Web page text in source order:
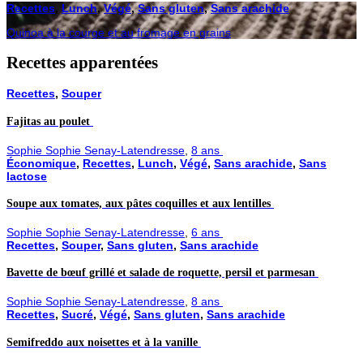
Recettes, Lunch,Végé,Sans gluten,Sans arachide
Quinoa à la courge et au fromage en grains
Recettes apparentées
Recettes, Souper
Fajitas au poulet
Sophie Sophie Senay-Latendresse 8 ans
Économique, Recettes, Lunch, Végé, Sans arachide, Sans
lactose
Soupe aux tomates, aux pâtes coquilles et aux lentilles
Sophie Sophie Senay-Latendresse 6 ans
Recettes, Souper, Sans gluten, Sans arachide
Bavette de bœuf grillé et salade de roquette, persil et parmesan
Sophie Sophie Senay-Latendresse 8 ans
Recettes, Sucré, Végé, Sans gluten, Sans arachide
Semifreddo aux noisettes et à la vanille